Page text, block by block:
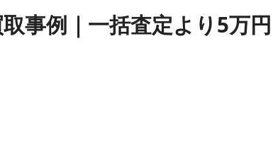
事例｜一括査定より5万円